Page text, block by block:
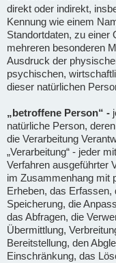
direkt oder indirekt,
Kennung wie einem
Standortdaten, zu einer
mehreren besonderen
Ausdruck der
psychischen,
dieser natürlichen
„betroffene Person“ -
natürliche Person,
die Verarbeitung
„Verarbeitung“ - jeder
Verfahren ausgeführter
im Zusammenhang mit
Erheben, das Erfassen,
Speicherung, die
das Abfragen, die
Übermittlung,
Bereitstellung, den
Einschränkung, das